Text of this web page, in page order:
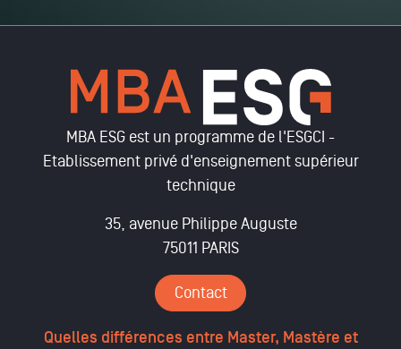
MBA ESG est un programme de l'ESGCI -
Etablissement privé d'enseignement supérieur
technique
35, avenue Philippe Auguste
75011 PARIS
Contact
Quelles différences entre Master, Mastère et